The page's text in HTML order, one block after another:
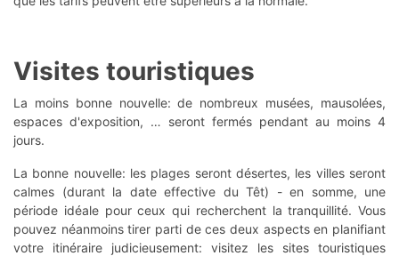
Visites touristiques
La moins bonne nouvelle: de nombreux musées, mausolées,
espaces d'exposition, … seront fermés pendant au moins 4
jours.
La bonne nouvelle: les plages seront désertes, les villes seront
calmes (durant la date effective du Têt) - en somme, une
période idéale pour ceux qui recherchent la tranquillité. Vous
pouvez néanmoins tirer parti de ces deux aspects en planifiant
votre itinéraire judicieusement: visitez les sites touristiques